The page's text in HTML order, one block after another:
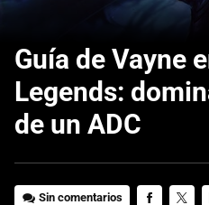
Guía de Vayne
Legends:
de un ADC
Sin comentarios